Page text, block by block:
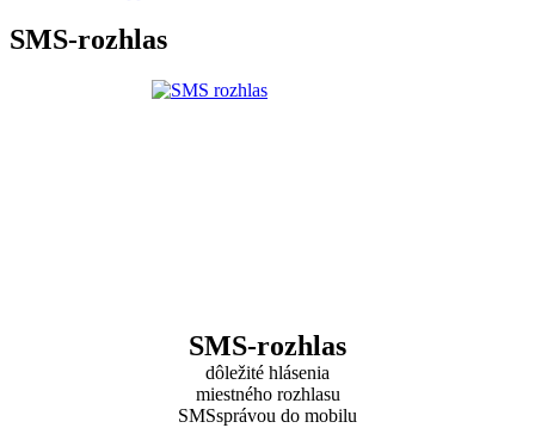
SMS-rozhlas
SMS-rozhlas
dôležité hlásenia
miestného rozhlasu
SMSsprávou do mobilu